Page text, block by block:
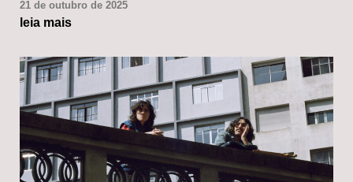
21 de outubro de 2025
leia mais